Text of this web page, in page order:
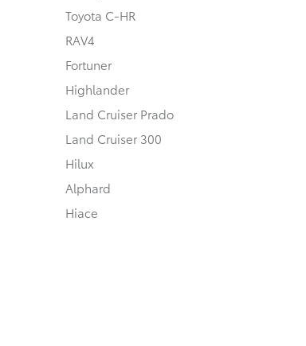
Toyota C-HR
RAV4
Fortuner
Highlander
Land Cruiser Prado
Land Cruiser 300
Hilux
Alphard
Hiace